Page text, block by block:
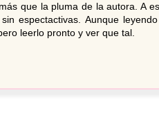
que la pluma de la autora. A
espectactivas. Aunque
leerlo pronto y ver que tal.